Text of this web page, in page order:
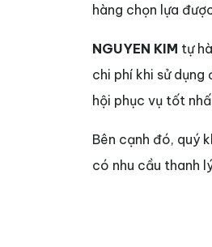
hàng chọn lựa
NGUYEN KIM tự
chi phí khi sử
hội phục vụ tốt
Bên cạnh đó, quý
có nhu cầu thanh